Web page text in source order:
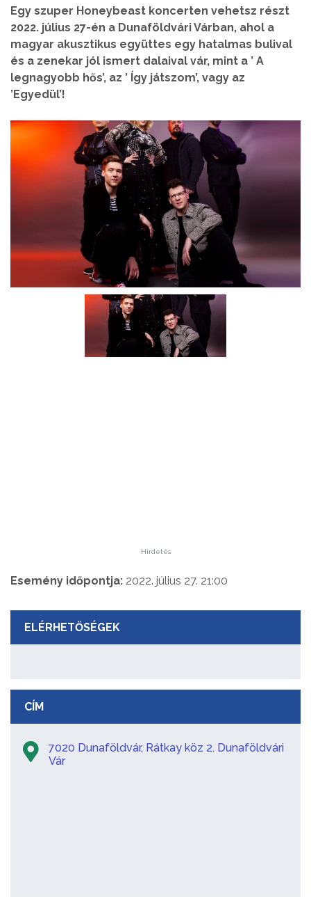
Egy szuper Honeybeast koncerten vehetsz részt
2022. július 27-én a Dunaföldvári Várban, ahol a
magyar akusztikus együttes egy hatalmas bulival
és a zenekar jól ismert dalaival vár, mint a ’ A
legnagyobb hős’, az ’ Így játszom’, vagy az
’Egyedül’!
Hirdetés
Esemény időpontja: 2022. július 27. 21:00
ELÉRHETŐSÉGEK
CÍM
7020 Dunaföldvár, Rátkay köz 2. Dunaföldvári
Vár